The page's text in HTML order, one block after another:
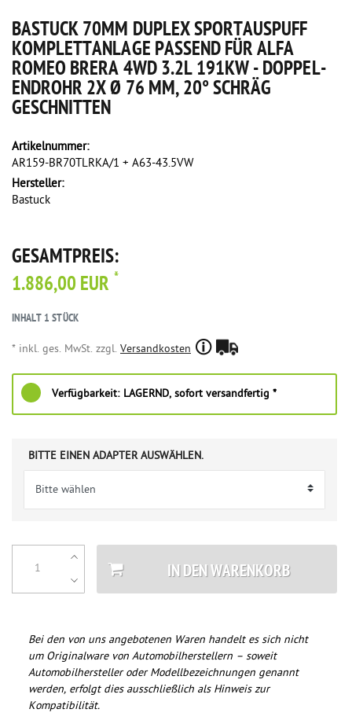
BASTUCK 70MM DUPLEX SPORTAUSPUFF
KOMPLETTANLAGE PASSEND FÜR ALFA
ROMEO BRERA 4WD 3.2L 191KW - DOPPEL-
ENDROHR 2X Ø 76 MM, 20° SCHRÄG
GESCHNITTEN
Artikelnummer:
AR159-BR70TLRKA/1 + A63-43.5VW
Hersteller:
Bastuck
GESAMTPREIS:
1.886,00 EUR *
INHALT 1STÜCK
* inkl. ges. MwSt. zzgl. Versandkosten
Verfügbarkeit: LAGERND, sofort versandfertig *
BITTE EINEN ADAPTER AUSWÄHLEN.
IN DEN WARENKORB
Bei den von uns angebotenen Waren handelt es sich nicht
um Originalware von Automobilherstellern – soweit
Automobilhersteller oder Modellbezeichnungen genannt
werden, erfolgt dies ausschließlich als Hinweis zur
Kompatibilität.